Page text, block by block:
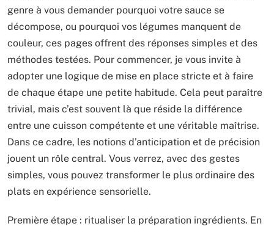
genre à vous demander pourquoi votre sauce se
décompose, ou pourquoi vos légumes manquent de
couleur, ces pages offrent des réponses simples et des
méthodes testées. Pour commencer, je vous invite à
adopter une logique de mise en place stricte et à faire
de chaque étape une petite habitude. Cela peut paraître
trivial, mais c’est souvent là que réside la différence
entre une cuisson compétente et une véritable maîtrise.
Dans ce cadre, les notions d’anticipation et de précision
jouent un rôle central. Vous verrez, avec des gestes
simples, vous pouvez transformer le plus ordinaire des
plats en expérience sensorielle.
Première étape : ritualiser la préparation ingrédients. En